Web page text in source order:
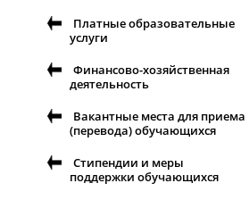
Платные образовательные
услуги
Финансово-хозяйственная
деятельность
Вакантные места для приема
(перевода) обучающихся
Стипендии и меры
поддержки обучающихся